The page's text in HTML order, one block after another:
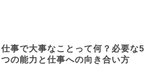
仕事で大事なことって何？必要な5
つの能力と仕事への向き合い方